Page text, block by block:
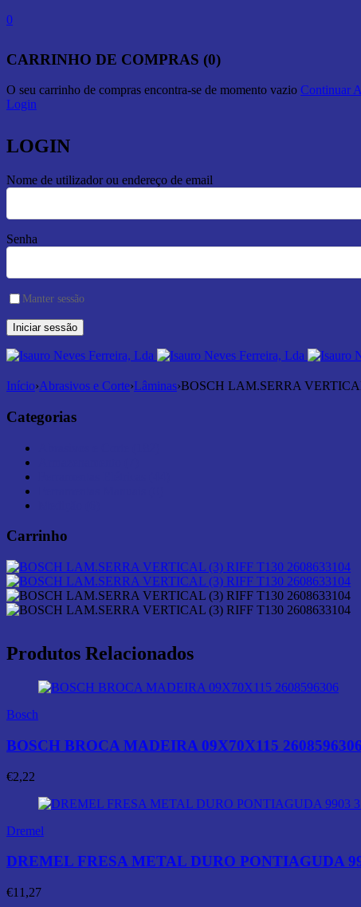
0
CARRINHO DE COMPRAS (0)
O seu carrinho de compras encontra-se de momento vazio Continuar
Login
LOGIN
Nome de utilizador ou endereço de email
Senha
Manter sessão
Início›Abrasivos e Corte›Lâminas›BOSCH LAM.SERRA
Categorias
Carrinho
Produtos Relacionados
Bosch
BOSCH BROCA MADEIRA 09X70X115 2608596306
€2,22
Dremel
DREMEL FRESA METAL DURO PONTIAGUDA
€11,27